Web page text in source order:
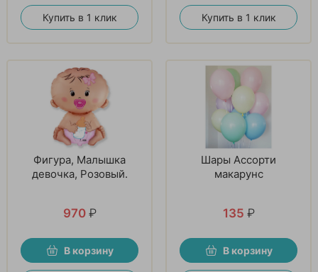
Купить в 1 клик Купить в 1 клик
Фигура, Малышка
девочка, Розовый.
970 ₽
В корзину
Шары Ассорти
макарунс
135 ₽
В корзину